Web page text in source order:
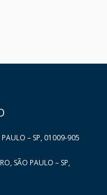
– SP, 01009-905
SÃO PAULO – SP,